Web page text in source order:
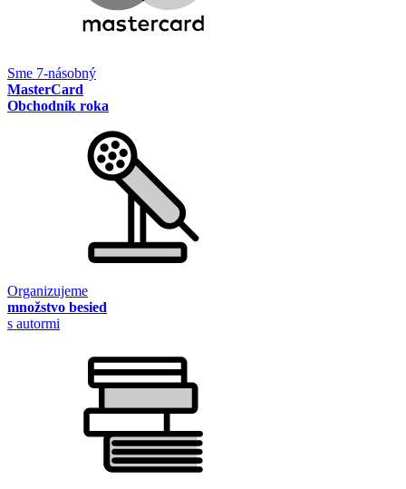
Sme 7-násobný
MasterCard
Obchodník roka
Organizujeme
množstvo besied
s autormi